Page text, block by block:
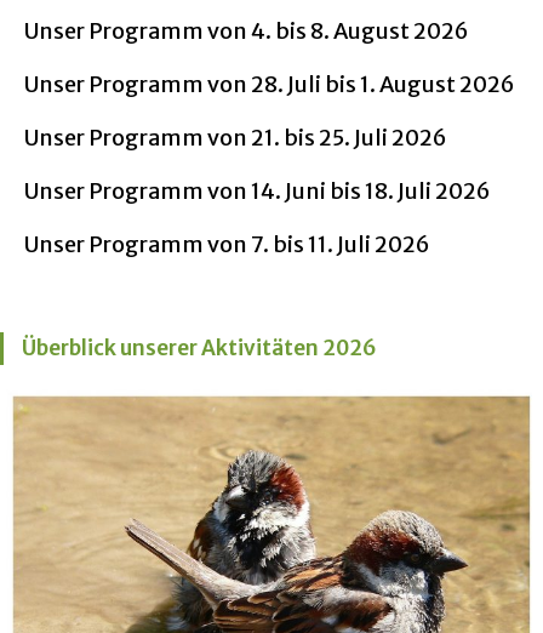
Unser Programm von 4. bis 8. August 2026
Unser Programm von 28. Juli bis 1. August 2026
Unser Programm von 21. bis 25. Juli 2026
Unser Programm von 14. Juni bis 18. Juli 2026
Unser Programm von 7. bis 11. Juli 2026
Überblick unserer Aktivitäten 2026